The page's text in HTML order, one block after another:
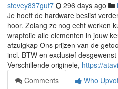
stevey837guf7 296 days ago
Je hoeft de hardware beslist
hoor. Zolang ze nog echt werken
wrapfolie alle elementen in jouw
afzuigkap Ons prijzen van de
incl. BTW en exclusief
Verschillende originele, https://
Comments
Who